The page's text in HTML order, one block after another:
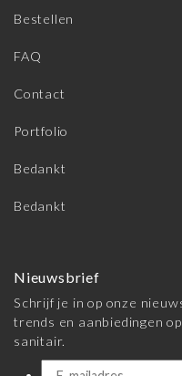
Bestellen
FAQ
Contact
Portfolio
Bedankt
Bedankt
Nieuwsbrief
Schrijf je in op onze
trends en aanbiedingen
sanitair.